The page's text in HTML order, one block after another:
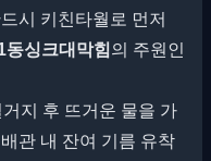
시 키친타월로 먼저
동싱크대막힘 의 주원인
거지 후 뜨거운 물을 가
관 내 잔여 기름 유착